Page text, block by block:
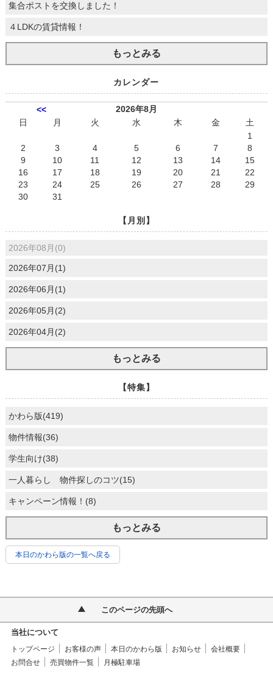
集合ポストを交換しました！
４LDKの賃貸情報！
もっとみる
カレンダー
<<
2026年8月
日
月 火 水 木 金
土
1
2
3 4 5 6 7
8
9
10 11 12 13 14
15
16
17 18 19 20 21
22
23
24 25 26 27 28
29
30
31
【月別】
2026年08月(0)
2026年07月(1)
2026年06月(1)
2026年05月(2)
2026年04月(2)
もっとみる
【特集】
かわら版(419)
物件情報(36)
学生向け(38)
一人暮らし 物件探しのコツ(15)
キャンペーン情報！(8)
もっとみる
本日のかわら版の一覧へ戻る
このページの先頭へ
当社について
トップページ お客様の声 本日のかわら版 お知らせ
会社概要
お問合せ
売買物件一覧 月極駐車場